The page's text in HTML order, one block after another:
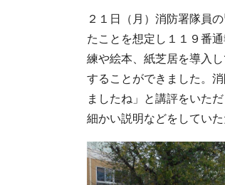
２１日（月）消防署隊員
たことを想定し１１９番
練や絵本、紙芝居を導入
することができました。
ましたね」と講評をいた
細かい説明などをしていた